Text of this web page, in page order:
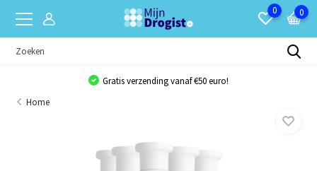
0 0
Gratis verzending vanaf €50 euro!
Home